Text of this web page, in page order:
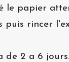
le papier
puis rincer
de 2 a 6 jours.